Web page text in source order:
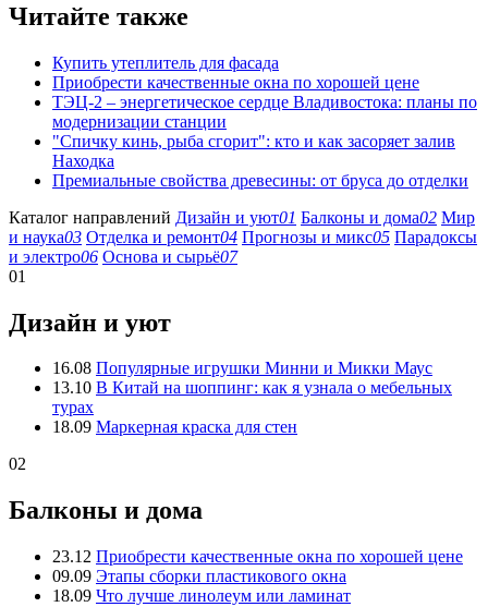
Читайте также
Купить утеплитель для фасада
Приобрести качественные окна по хорошей цене
ТЭЦ-2 – энергетическое сердце Владивостока: планы по
модернизации станции
"Спичку кинь, рыба сгорит": кто и как засоряет залив
Находка
Премиальные свойства древесины: от бруса до отделки
Каталог направлений Дизайн и уют01 Балконы и дома02 Мир
и наука03 Отделка и ремонт04 Прогнозы и микс05 Парадоксы
и электро06 Основа и сырьё07
01
Дизайн и уют
16.08 Популярные игрушки Минни и Микки Маус
13.10 В Китай на шоппинг: как я узнала о мебельных
турах
18.09 Маркерная краска для стен
02
Балконы и дома
23.12 Приобрести качественные окна по хорошей цене
09.09 Этапы сборки пластикового окна
18.09 Что лучше линолеум или ламинат